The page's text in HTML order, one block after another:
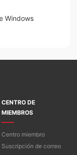
Windows
CENTRO DE
MIEMBROS
Centro miembro
Suscripción de correo